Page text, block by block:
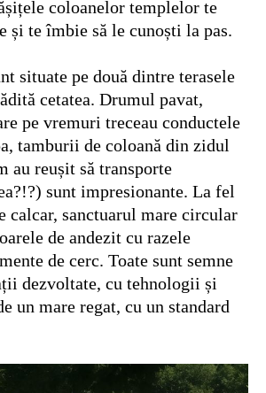
coloanelor templelor te
și te îmbie să le cunoști la pas.
situate pe două dintre terasele
cetatea. Drumul pavat,
pe vremuri treceau conductele
tamburii de coloană din zidul
au reușit să transporte
sunt impresionante. La fel
calcar, sanctuarul mare circular
de andezit cu razele
de cerc. Toate sunt semne
dezvoltate, cu tehnologii și
un mare regat, cu un standard